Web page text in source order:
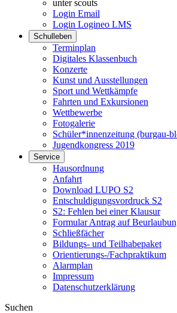
unter scouts
Login Email
Login Logineo LMS
Schulleben
Terminplan
Digitales Klassenbuch
Konzerte
Kunst und Ausstellungen
Sport und Wettkämpfe
Fahrten und Exkursionen
Wettbewerbe
Fotogalerie
Schüler*innenzeitung (burgau-
Jugendkongress 2019
Service
Hausordnung
Anfahrt
Download LUPO S2
Entschuldigungsvordruck S2
S2: Fehlen bei einer Klausur
Formular Antrag auf
Schließfächer
Bildungs- und Teilhabepaket
Orientierungs-/Fachpraktikum
Alarmplan
Impressum
Datenschutzerklärung
Suchen